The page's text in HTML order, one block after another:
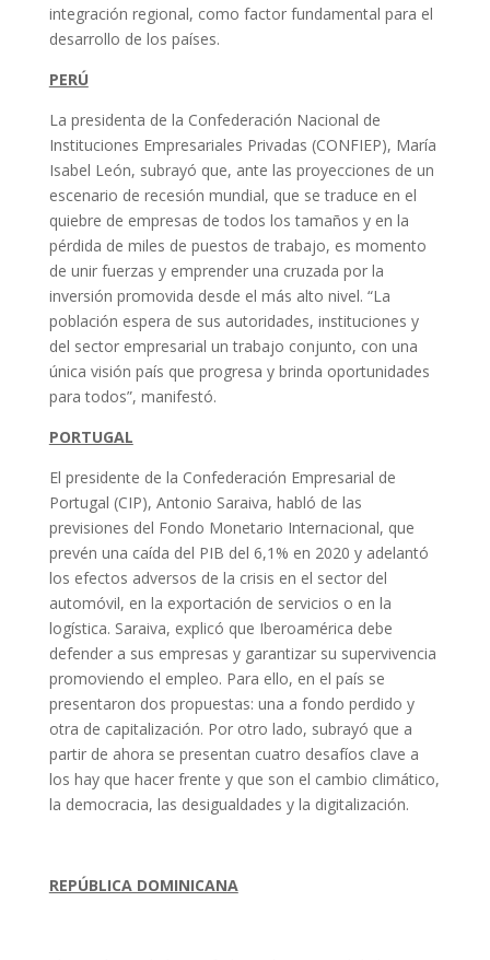
integración regional, como factor fundamental para el
desarrollo de los países.
PERÚ
La presidenta de la Confederación Nacional de
Instituciones Empresariales Privadas (CONFIEP), María
Isabel León, subrayó que, ante las proyecciones de un
escenario de recesión mundial, que se traduce en el
quiebre de empresas de todos los tamaños y en la
pérdida de miles de puestos de trabajo, es momento
de unir fuerzas y emprender una cruzada por la
inversión promovida desde el más alto nivel. “La
población espera de sus autoridades, instituciones y
del sector empresarial un trabajo conjunto, con una
única visión país que progresa y brinda oportunidades
para todos”, manifestó.
PORTUGAL
El presidente de la Confederación Empresarial de
Portugal (CIP), Antonio Saraiva, habló de las
previsiones del Fondo Monetario Internacional, que
prevén una caída del PIB del 6,1% en 2020 y adelantó
los efectos adversos de la crisis en el sector del
automóvil, en la exportación de servicios o en la
logística. Saraiva, explicó que Iberoamérica debe
defender a sus empresas y garantizar su supervivencia
promoviendo el empleo. Para ello, en el país se
presentaron dos propuestas: una a fondo perdido y
otra de capitalización. Por otro lado, subrayó que a
partir de ahora se presentan cuatro desafíos clave a
los hay que hacer frente y que son el cambio climático,
la democracia, las desigualdades y la digitalización.
REPÚBLICA DOMINICANA